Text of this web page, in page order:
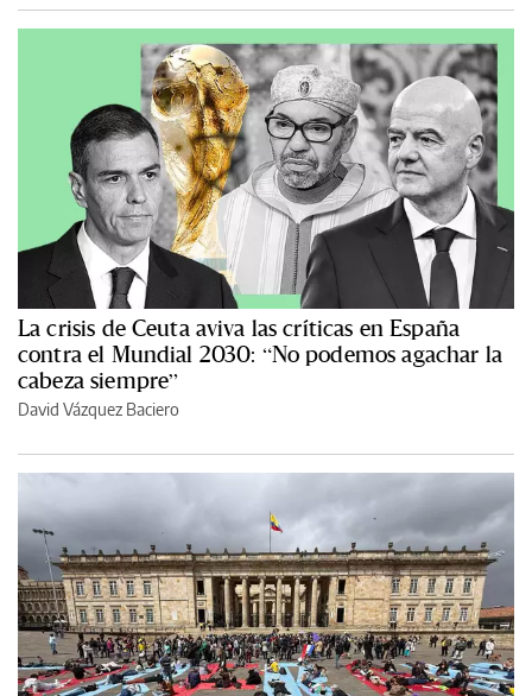
La crisis de Ceuta aviva las críticas en España
contra el Mundial 2030: “No podemos agachar la
cabeza siempre”
David Vázquez Baciero